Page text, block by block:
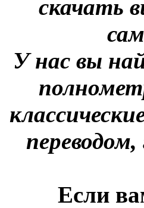
скачать
У нас вы
Если